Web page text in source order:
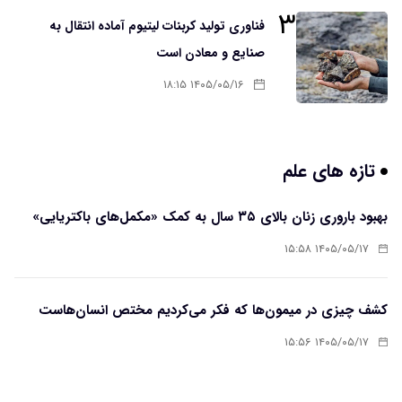
۳
فناوری تولید کربنات لیتیوم آماده انتقال به
صنایع و معادن است
۱۴۰۵/۰۵/۱۶ ۱۸:۱۵
تازه های علم
بهبود باروری زنان بالای ۳۵ سال به کمک «مکمل‌های باکتریایی»
۱۴۰۵/۰۵/۱۷ ۱۵:۵۸
کشف چیزی در میمون‌ها که فکر می‌کردیم مختص انسان‌هاست
۱۴۰۵/۰۵/۱۷ ۱۵:۵۶